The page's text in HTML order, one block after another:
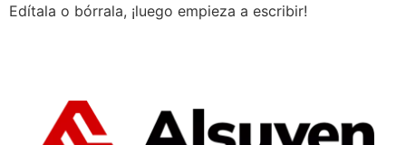
Edítala o bórrala, ¡luego empieza a escribir!